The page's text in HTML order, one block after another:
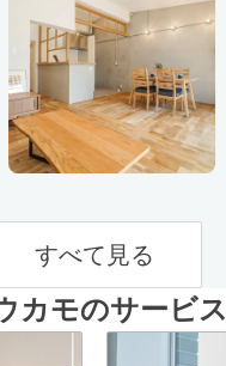
すべて見る
カモのサービス